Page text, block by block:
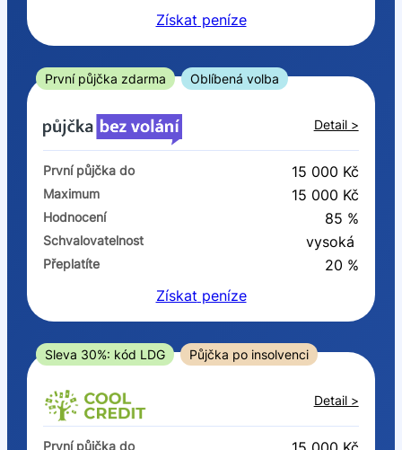
Ve zkušebce
ano
ne
V exekuci
ano
ne
Po insolvenci
V hotovosti
ano
Získat peníze
První půjčka zdarma Oblíbená volba
Detail >
První půjčka do 15 000 Kč
Maximum 15 000 Kč
Hodnocení 85 %
Schvalovatelnost vysoká
Přeplatíte
20 %
Získat peníze
Sleva 30%: kód LDG Půjčka po insolvenci
Detail >
První půjčka do